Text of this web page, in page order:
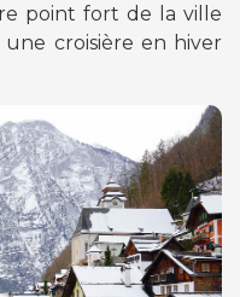
point fort de la ville
croisière en hiver